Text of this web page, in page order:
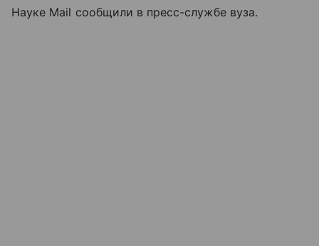
Науке Mail сообщили в пресс-службе вуза.